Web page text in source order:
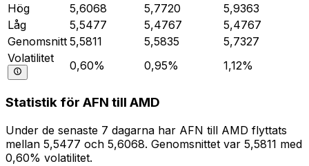
Hög
5,6068 5,7720
5,9363
Låg
5,5477 5,4767
5,4767
Genomsnitt 5,5811 5,5835
5,7327
Volatilitet
0,60% 0,95% 1,12%
Statistik för AFN till AMD
Under de senaste 7 dagarna har AFN till AMD flyttats
mellan 5,5477 och 5,6068. Genomsnittet var 5,5811 med
0,60% volatilitet.